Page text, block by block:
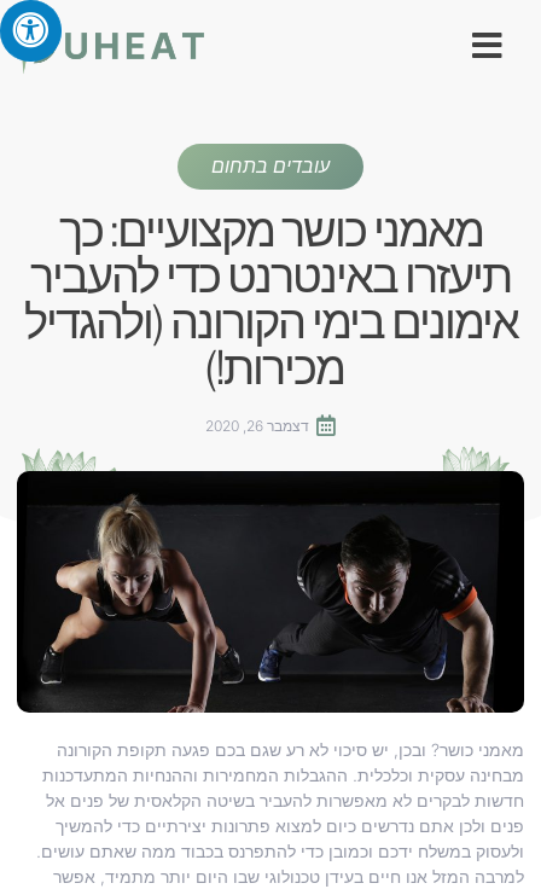
עובדים בתחום
מאמני כושר מקצועיים: כך
תיעזרו באינטרנט כדי להעביר
אימונים בימי הקורונה (ולהגדיל
מכירות!)
דצמבר 26, 2020
מאמני כושר? ובכן, יש סיכוי לא רע שגם בכם פגעה תקופת הקורונה
מבחינה עסקית וכלכלית. ההגבלות המחמירות וההנחיות המתעדכנות
חדשות לבקרים לא מאפשרות להעביר בשיטה הקלאסית של פנים אל
פנים ולכן אתם נדרשים כיום למצוא פתרונות יצירתיים כדי להמשיך
ולעסוק במשלח ידכם וכמובן כדי להתפרנס בכבוד ממה שאתם עושים.
למרבה המזל אנו חיים בעידן טכנולוגי שבו היום יותר מתמיד, אפשר